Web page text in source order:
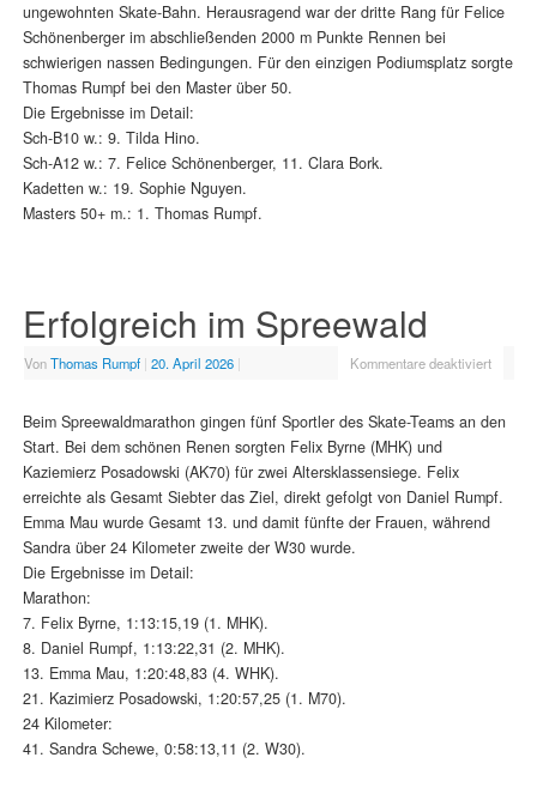
ungewohnten Skate-Bahn. Herausragend war der dritte Rang für Felice
Schönenberger im abschließenden 2000 m Punkte Rennen bei
schwierigen nassen Bedingungen. Für den einzigen Podiumsplatz sorgte
Thomas Rumpf bei den Master über 50.
Die Ergebnisse im Detail:
Sch-B10 w.: 9. Tilda Hino.
Sch-A12 w.: 7. Felice Schönenberger, 11. Clara Bork.
Kadetten w.: 19. Sophie Nguyen.
Masters 50+ m.: 1. Thomas Rumpf.
Erfolgreich im Spreewald
VonThomas Rumpf | 20. April 2026 | Kommentare deaktiviert
Beim Spreewaldmarathon gingen fünf Sportler des Skate-Teams an den
Start. Bei dem schönen Renen sorgten Felix Byrne (MHK) und
Kaziemierz Posadowski (AK70) für zwei Altersklassensiege. Felix
erreichte als Gesamt Siebter das Ziel, direkt gefolgt von Daniel Rumpf.
Emma Mau wurde Gesamt 13. und damit fünfte der Frauen, während
Sandra über 24 Kilometer zweite der W30 wurde.
Die Ergebnisse im Detail:
Marathon:
7. Felix Byrne, 1:13:15,19 (1. MHK).
8. Daniel Rumpf, 1:13:22,31 (2. MHK).
13. Emma Mau, 1:20:48,83 (4. WHK).
21. Kazimierz Posadowski, 1:20:57,25 (1. M70).
24 Kilometer:
41. Sandra Schewe, 0:58:13,11 (2. W30).